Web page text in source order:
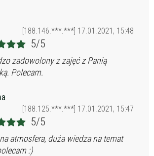
[188.146.***.***] 17.01.2021, 15:48
5/5
zadowolony z zajęć z Panią
Polecam.
[188.125.***.***] 17.01.2021, 15:47
5/5
atmosfera, duża wiedza na temat
:)